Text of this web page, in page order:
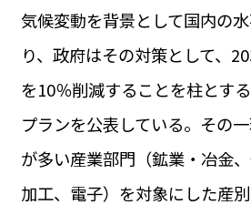
LIFE STYLE
ビジネス・キャリア
INFOS PRATIQUES
TAG
タグ
お問い
運営会
サイト
気候変動を背景として国内の
り、政府はその対策として、
を10％削減することを柱とす
プランを公表している。その
が多い産業部門（鉱業・冶金
加工、電子）を対象にした産